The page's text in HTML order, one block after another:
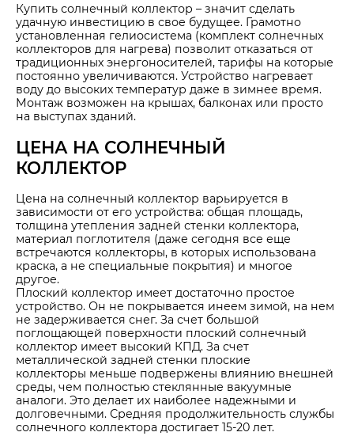
Купить солнечный коллектор – значит сделать
удачную инвестицию в свое будущее. Грамотно
установленная гелиосистема (комплект солнечных
коллекторов для нагрева) позволит отказаться от
традиционных энергоносителей, тарифы на которые
постоянно увеличиваются. Устройство нагревает
воду до высоких температур даже в зимнее время.
Монтаж возможен на крышах, балконах или просто
на выступах зданий.
ЦЕНА НА СОЛНЕЧНЫЙ
КОЛЛЕКТОР
Цена на солнечный коллектор варьируется в
зависимости от его устройства: общая площадь,
толщина утепления задней стенки коллектора,
материал поглотителя (даже сегодня все еще
встречаются коллекторы, в которых использована
краска, а не специальные покрытия) и многое
другое.
Плоский коллектор имеет достаточно простое
устройство. Он не покрывается инеем зимой, на нем
не задерживается снег. За счет большой
поглощающей поверхности плоский солнечный
коллектор имеет высокий КПД. За счет
металлической задней стенки плоские
коллекторы меньше подвержены влиянию внешней
среды, чем полностью стеклянные вакуумные
аналоги. Это делает их наиболее надежными и
долговечными. Средняя продолжительность службы
солнечного коллектора достигает 15-20 лет.